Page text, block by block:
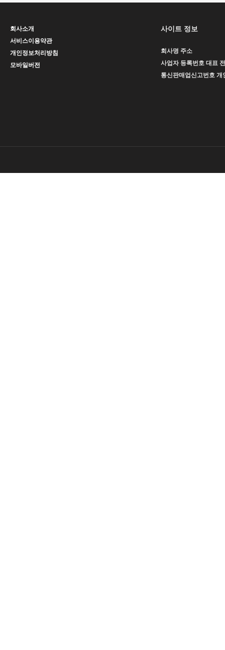
회사소개
서비스이용약관
개인정보처리방침
모바일버전
사이트 정보
회사명 주소
사업자 등록번호 대표
통신판매업신고번호 개